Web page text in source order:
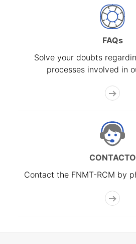
FAQs
Solve your doubts
processes involved in
CONTACTO
Contact the FNMT-RCM by